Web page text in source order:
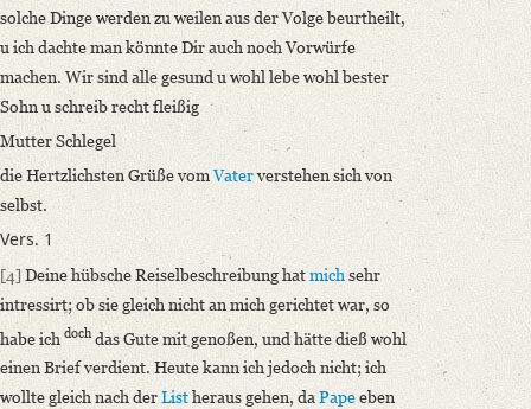
solche Dinge werden zu weilen aus der Volge beurtheilt,
u ich dachte man könnte Dir auch noch Vorwürfe
machen. Wir sind alle gesund u wohl lebe wohl bester
Sohn u schreib recht fleißig
Mutter Schlegel
die Hertzlichsten Grüße vomVaterverstehen sich von
selbst.
Vers. 1
[4]Deine hübsche Reiselbeschreibung hatmich sehr
intressirt; ob sie gleich nicht an mich gerichtet war, so
habe ich dochdas Gute mit genoßen, und hätte dieß wohl
einen Brief verdient. Heute kann ich jedoch nicht; ich
wollte gleich nach derListheraus gehen, da Papeeben